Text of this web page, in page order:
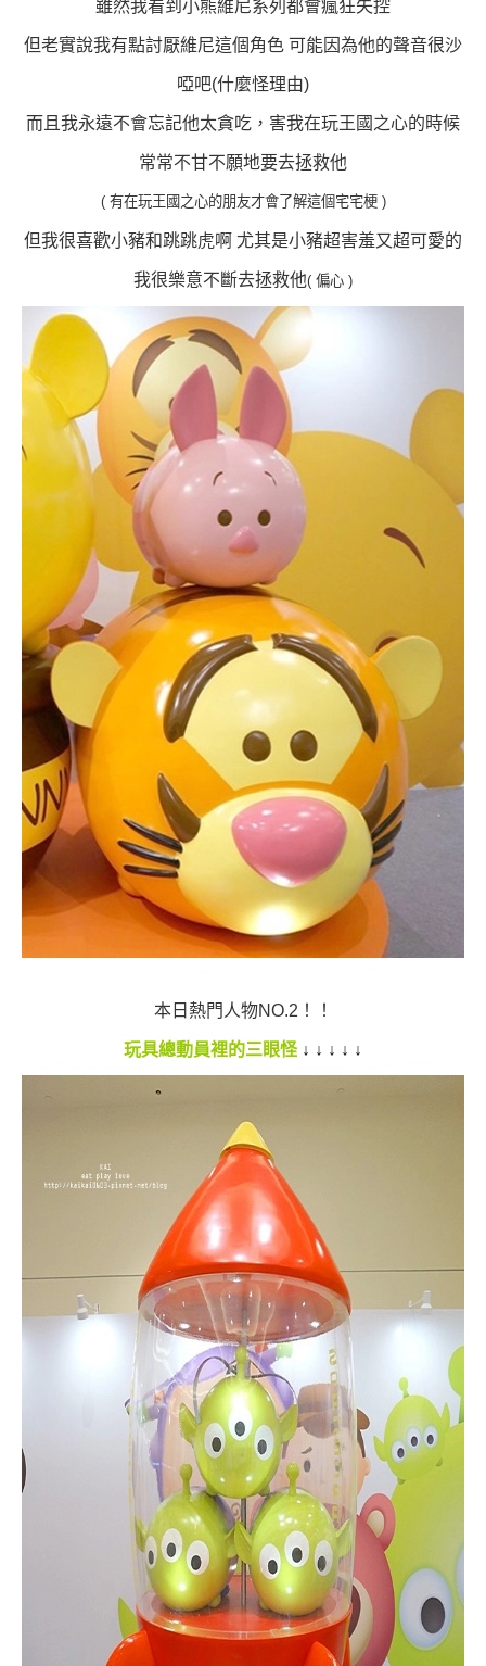
雖然我看到小熊維尼系列都會瘋狂失控
但老實說我有點討厭維尼這個角色 可能因為他的聲音很沙
啞吧(什麼怪理由)
而且我永遠不會忘記他太貪吃，害我在玩王國之心的時候
常常不甘不願地要去拯救他
( 有在玩王國之心的朋友才會了解這個宅宅梗 )
但我很喜歡小豬和跳跳虎啊 尤其是小豬超害羞又超可愛的
我很樂意不斷去拯救他( 偏心 )
本日熱門人物NO.2！！
玩具總動員裡的三眼怪 ↓ ↓ ↓ ↓ ↓